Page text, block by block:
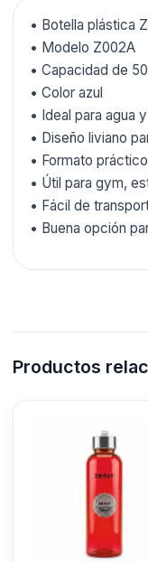
• Botella plástica
• Modelo Z002A
• Capacidad de
• Color azul
• Ideal para agua
• Diseño liviano
• Formato
• Útil para gym,
• Fácil de
• Buena opción
Productos